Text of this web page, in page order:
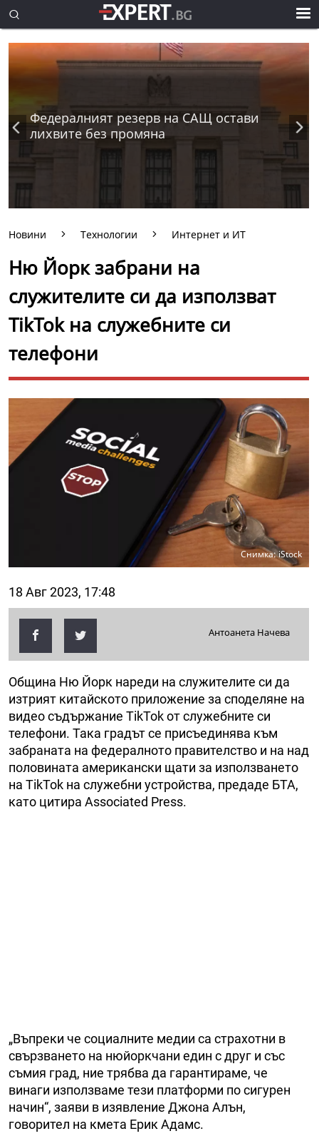
Федералният резерв на САЩ остави
лихвите без промяна
Новини Технологии Интернет и ИТ
Ню Йорк забрани на
служителите си да използват
TikTok на служебните си
телефони
Снимка: iStock
18 Авг 2023, 17:48
Антоанета Начева
Община Ню Йорк нареди на служителите си да
изтрият китайското приложение за споделяне на
видео съдържание TikTok от служебните си
телефони. Така градът се присъединява към
забраната на федералното правителство и на над
половината американски щати за използването
на TikTok на служебни устройства, предаде БТА,
като цитира Associated Press.
„Въпреки че социалните медии са страхотни в
свързването на нюйоркчани един с друг и със
съмия град, ние трябва да гарантираме, че
винаги използваме тези платформи по сигурен
начин“, заяви в изявление Джона Алън,
говорител на кмета Ерик Адамс.